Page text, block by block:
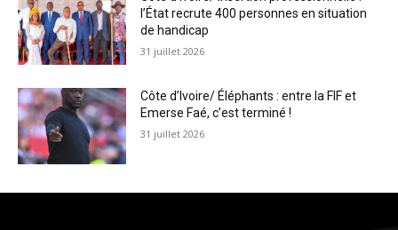
l’État recrute 400 personnes en situation
de handicap
31 juillet 2026
Côte d’Ivoire/ Éléphants : entre la FIF et
Emerse Faé, c’est terminé !
31 juillet 2026